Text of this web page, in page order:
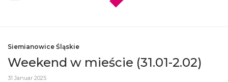
Siemianowice Śląskie
Weekend w mieście (31.01-2.02)
31 Januar 2025